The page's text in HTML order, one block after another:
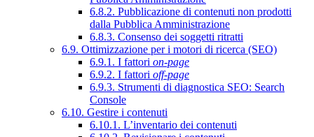
6.8.2. Pubblicazione di contenuti non prodotti
dalla Pubblica Amministrazione
6.8.3. Consenso dei soggetti ritratti
6.9. Ottimizzazione per i motori di ricerca (SEO)
6.9.1. I fattori on-page
6.9.2. I fattori off-page
6.9.3. Strumenti di diagnostica SEO: Search
Console
6.10. Gestire i contenuti
6.10.1. L’inventario dei contenuti